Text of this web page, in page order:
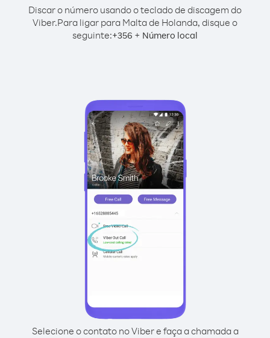
Discar o número usando o teclado de discagem do
Viber.Para ligar para Malta de Holanda, disque o
seguinte:+356 + Número local
Selecione o contato no Viber e faça a chamada a